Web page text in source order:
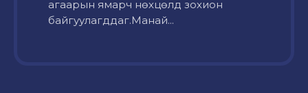
агаарын ямарч нөхцөлд зохион
байгуулагддаг.Манай...